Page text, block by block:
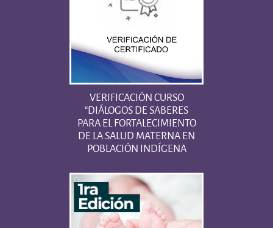
VERIFICACIÓN CURSO
“DIÁLOGOS DE SABERES
PARA EL FORTALECIMIENTO
DE LA SALUD MATERNA EN
POBLACIÓN INDÍGENA